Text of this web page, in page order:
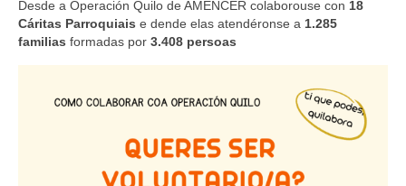
Desde a Operación Quilo de AMENCER colaborouse con 18
Cáritas Parroquiais e dende elas atendéronse a 1.285
familias formadas por 3.408 persoas